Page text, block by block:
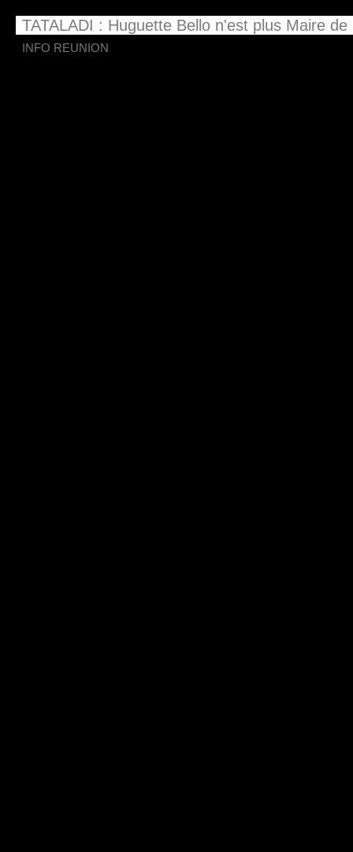
TATALADI : Huguette Bello n'est plus Maire de
INFO REUNION